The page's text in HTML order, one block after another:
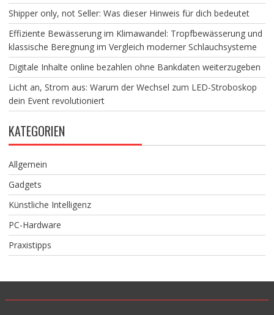
Shipper only, not Seller: Was dieser Hinweis für dich bedeutet
Effiziente Bewässerung im Klimawandel: Tropfbewässerung und
klassische Beregnung im Vergleich moderner Schlauchsysteme
Digitale Inhalte online bezahlen ohne Bankdaten weiterzugeben
Licht an, Strom aus: Warum der Wechsel zum LED-Stroboskop
dein Event revolutioniert
KATEGORIEN
Allgemein
Gadgets
Künstliche Intelligenz
PC-Hardware
Praxistipps